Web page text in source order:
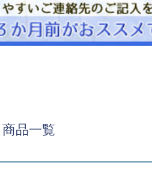
アクセサリー
Photography
商品一覧